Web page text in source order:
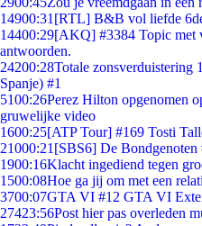
14900:31 [RTL] B&B vol liefde
14400:29[AKQ] #3384 Topic met
antwoorden.
24200:28Totale zonsverduistering
Spanje) #1
5100:26Perez Hilton opgenomen
gruwelijke video
1600:25[ATP Tour] #169 Tosti
21000:21 [SBS6] De Bondgenoten
1900:16Klacht ingediend tegen
1500:08Hoe ga jij om met een
3700:07GTA VI #12 GTA VI
27423:56Post hier pas overleden